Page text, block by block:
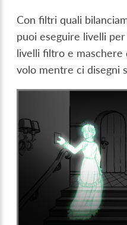
Con filtri quali
puoi eseguire livelli
livelli filtro e maschere
volo mentre ci disegni